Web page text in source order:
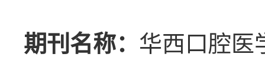
期刊名称： 华西口腔医